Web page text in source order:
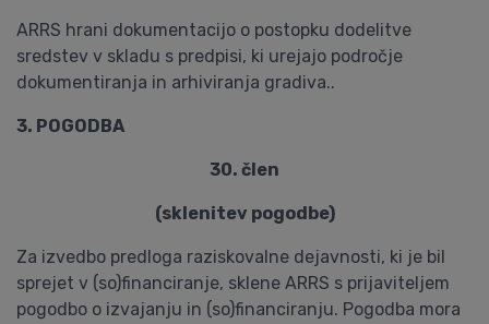
ARRS hrani dokumentacijo o postopku dodelitve
sredstev v skladu s predpisi, ki urejajo področje
dokumentiranja in arhiviranja gradiva..
3. POGODBA
30. člen
(sklenitev pogodbe)
Za izvedbo predloga raziskovalne dejavnosti, ki je bil
sprejet v (so)financiranje, sklene ARRS s prijaviteljem
pogodbo o izvajanju in (so)financiranju. Pogodba mora